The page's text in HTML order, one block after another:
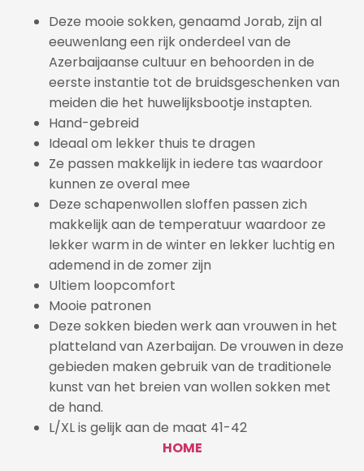
Deze mooie sokken, genaamd Jorab, zijn al
eeuwenlang een rijk onderdeel van de
Azerbaijaanse cultuur en behoorden in de
eerste instantie tot de bruidsgeschenken van
meiden die het huwelijksbootje instapten.
Hand-gebreid
Ideaal om lekker thuis te dragen
Ze passen makkelijk in iedere tas waardoor
kunnen ze overal mee
Deze schapenwollen sloffen passen zich
makkelijk aan de temperatuur waardoor ze
lekker warm in de winter en lekker luchtig en
ademend in de zomer zijn
Ultiem loopcomfort
Mooie patronen
Deze sokken bieden werk aan vrouwen in het
platteland van Azerbaijan. De vrouwen in deze
gebieden maken gebruik van de traditionele
kunst van het breien van wollen sokken met
de hand.
L/XL is gelijk aan de maat 41-42
HOME